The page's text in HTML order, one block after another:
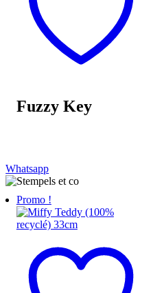
Fuzzy Key
Promo !
Whatsapp